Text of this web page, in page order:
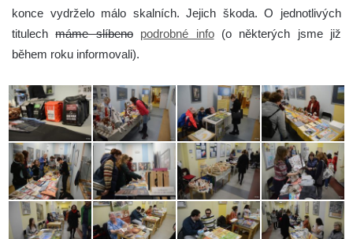
konce vydrželo málo skalních. Jejich škoda. O jednotlivých
titulechmáme slíbeno podrobné info(o některých jsme již
během roku informovali).